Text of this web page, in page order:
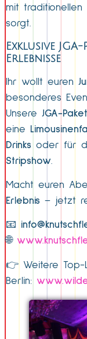
mit traditionellen
sorgt.
Exklusive
Erlebnisse
Ihr wollt euren
besonderes
Unsere JGA-
eine
Drinks oder für
Stripshow
Macht euren
Erlebnis – jetzt
📧
🌐
👉 Weitere Top-
Berlin: